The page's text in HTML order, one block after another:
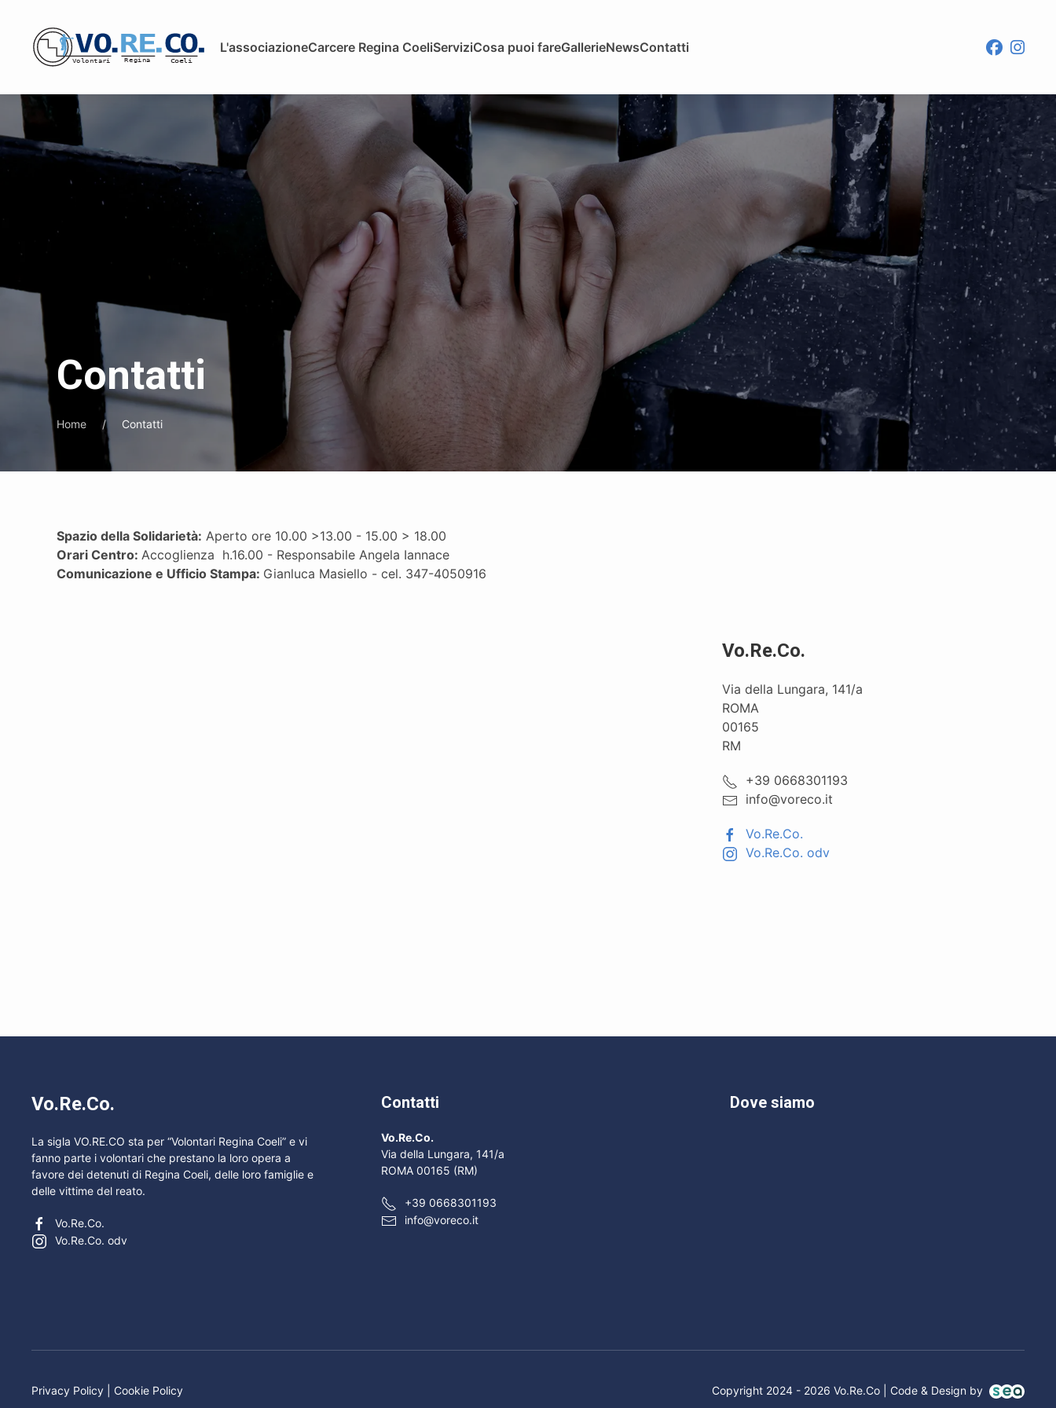
L'associazioneCarcere Regina CoeliServiziCosa puoi fareGallerieNewsContatti
Contatti
Home Contatti
Spazio della Solidarietà: Aperto ore 10.00 >13.00 - 15.00 > 18.00
Orari Centro: Accoglienza h.16.00 - Responsabile Angela Iannace
Comunicazione e Ufficio Stampa: Gianluca Masiello - cel. 347-4050916
Vo.Re.Co.
Via della Lungara, 141/a
ROMA
00165
RM
+39 0668301193
info@voreco.it
Vo.Re.Co.
Vo.Re.Co. odv
Vo.Re.Co.
La sigla VO.RE.CO sta per “Volontari Regina Coeli” e vi
fanno parte i volontari che prestano la loro opera a
favore dei detenuti di Regina Coeli, delle loro famiglie e
delle vittime del reato.
Vo.Re.Co.
Vo.Re.Co. odv
Contatti
Vo.Re.Co.
Via della Lungara, 141/a
ROMA 00165 (RM)
+39 0668301193
info@voreco.it
Dove siamo
Privacy Policy Cookie Policy Copyright 2024 - 2026 Vo.Re.Co | Code & Design by